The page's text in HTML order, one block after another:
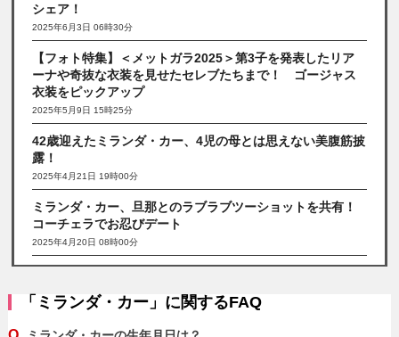
シェア！
2025年6月3日 06時30分
【フォト特集】＜メットガラ2025＞第3子を発表したリア
ーナや奇抜な衣装を見せたセレブたちまで！ ゴージャス
衣装をピックアップ
2025年5月9日 15時25分
42歳迎えたミランダ・カー、4児の母とは思えない美腹筋披
露！
2025年4月21日 19時00分
ミランダ・カー、旦那とのラブラブツーショットを共有！
コーチェラでお忍びデート
2025年4月20日 08時00分
「ミランダ・カー」に関するFAQ